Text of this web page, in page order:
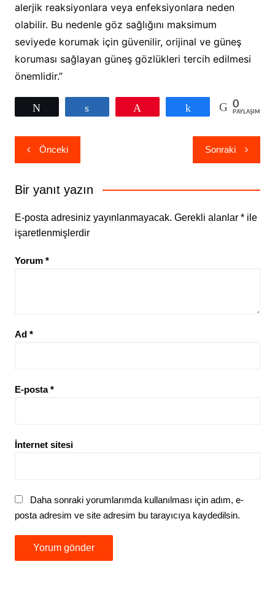
alerjik reaksiyonlara veya enfeksiyonlara neden
olabilir. Bu nedenle göz sağlığını maksimum
seviyede korumak için güvenilir, orijinal ve güneş
koruması sağlayan güneş gözlükleri tercih edilmesi
önemlidir.”
Paylaş 0
PAYLAŞIMLAR
Yazı
gezinmesi
Önceki Sonraki
Bir yanıt yazın
E-posta adresiniz yayınlanmayacak. Gerekli alanlar *ile
işaretlenmişlerdir
Yorum *
Ad *
E-posta*
İnternet sitesi
Daha sonraki yorumlarımda kullanılması için adım, e-
posta adresim ve site adresim bu tarayıcıya kaydedilsin.